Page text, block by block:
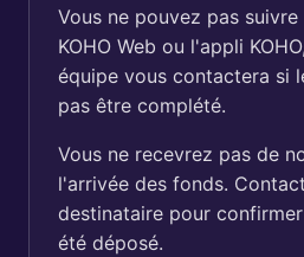
Vous ne pouvez pas
KOHO Web ou l'appli
équipe vous contactera si
pas être complété.
Vous ne recevrez pas de
l'arrivée des fonds.
destinataire pour
été déposé.